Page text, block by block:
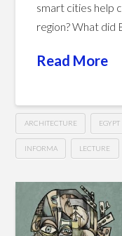
smart cities help
region? What did
Read More
ARCHITECTURE EGYPT
INFORMA LECTURE
Update
Egypt